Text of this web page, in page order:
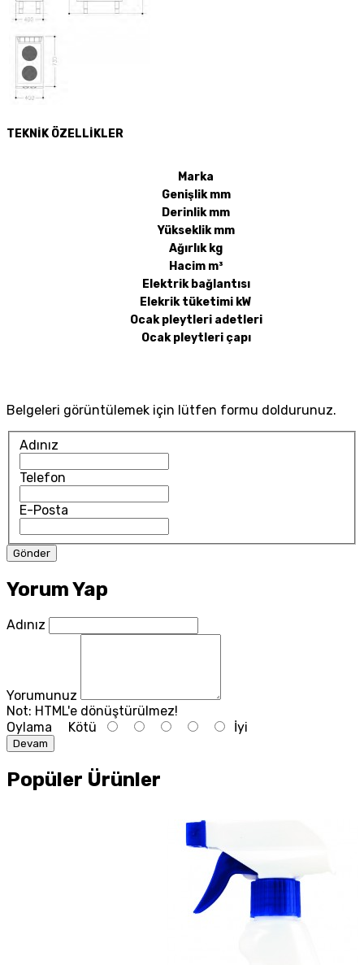
TEKNİK ÖZELLİKLER
Marka
Genişlik mm
Derinlik mm
Yükseklik mm
Ağırlık kg
Hacim m³
Elektrik bağlantısı
Elekrik tüketimi kW
Ocak pleytleri adetleri
Ocak pleytleri çapı
Belgeleri görüntülemek için lütfen formu doldurunuz.
Adınız
Telefon
E-Posta
Yorum Yap
Adınız
Yorumunuz
Not: HTML'e dönüştürülmez!
Oylama Kötü İyi
Devam
Popüler Ürünler